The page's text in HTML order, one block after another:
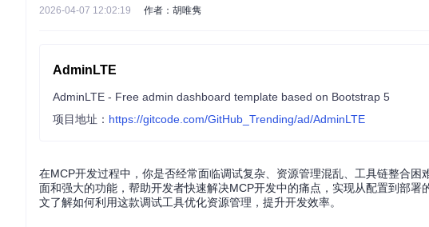
2026-04-07 12:02:19 作者：胡唯隽
AdminLTE
AdminLTE - Free admin dashboard template based on Bootstrap 5
项目地址： https://gitcode.com/GitHub_Trending/ad/AdminLTE
在MCP开发过程中，你是否经常面临调试复杂、资源管理混乱、工具链整合
面和强大的功能，帮助开发者快速解决MCP开发中的痛点，实现从配置到部
文了解如何利用这款调试工具优化资源管理，提升开发效率。